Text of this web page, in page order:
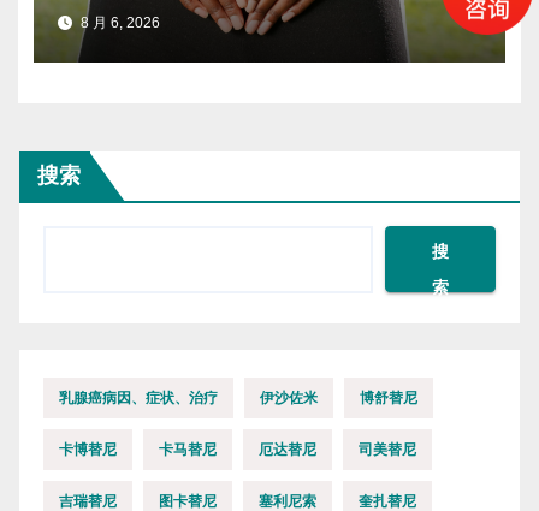
8 月 6, 2026
搜索
搜
索
乳腺癌病因、症状、治疗 伊沙佐米 博舒替尼
卡博替尼 卡马替尼 厄达替尼 司美替尼
吉瑞替尼 图卡替尼 塞利尼索 奎扎替尼